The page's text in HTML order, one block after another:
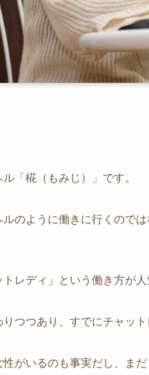
「椛（もみじ）」です。
のように働きに行くので
レディ」という働き方が
つつあり、すでにチャッ
性がいるのも事実だし、ま